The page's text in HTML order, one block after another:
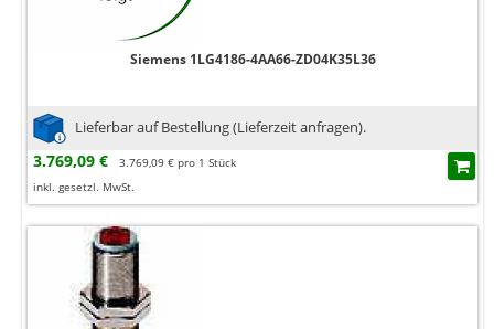
Siemens 1LG4186-4AA66-ZD04K35L36
Lieferbar auf Bestellung (Lieferzeit anfragen).
3.769,09 €
3.769,09 € pro 1 Stück
inkl. gesetzl. MwSt.